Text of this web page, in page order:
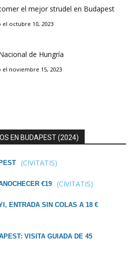
el mejor strudel en Budapest
el octubre 10, 2023
de Hungría
el noviembre 15, 2023
EN BUDAPEST (2024)
(CIVITATIS)
€19 (CIVITATIS)
ENTRADA SIN COLAS A 18 €
VISITA GUIADA DE 45